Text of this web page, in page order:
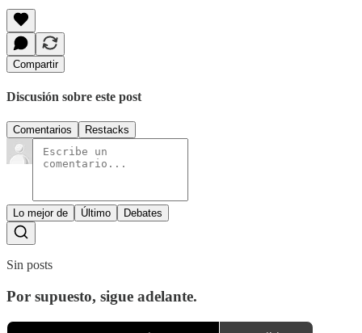
Compartir
Discusión sobre este post
Comentarios Restacks
Lo mejor de Último Debates
Sin posts
Por supuesto, sigue adelante.